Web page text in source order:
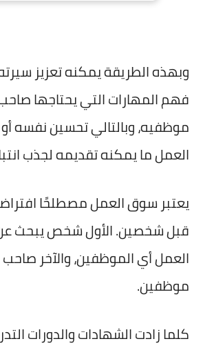
وبهذه الطريقة يمكنه تعزيز
فهم المهارات التي يحتاجها
موظفيه، وبالتالي تحسين نفسه
العمل ما يمكنه تقديمه لجذب
يعتبر سوق العمل مصطلحًا
قبل شخصين. الأول شخص يبحث
العمل أي الموظفين، والآخر
موظفين.
كلما زادت الشهادات والدورات